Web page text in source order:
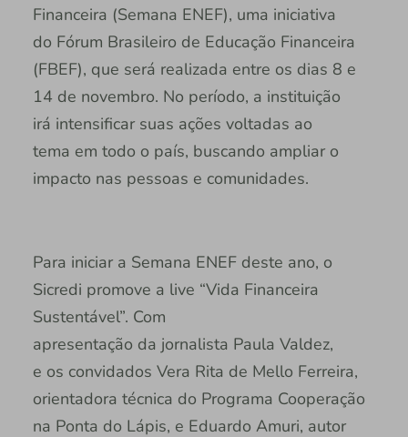
Financeira (Semana ENEF), uma iniciativa
do Fórum Brasileiro de Educação Financeira
(FBEF), que será realizada entre os dias 8 e
14 de novembro. No período, a instituição
irá intensificar suas ações voltadas ao
tema em todo o país, buscando ampliar o
impacto nas pessoas e comunidades.
Para iniciar a Semana ENEF deste ano, o
Sicredi promove a live “Vida Financeira
Sustentável”. Com
apresentação da jornalista Paula Valdez,
e os convidados Vera Rita de Mello Ferreira,
orientadora técnica do Programa Cooperação
na Ponta do Lápis, e Eduardo Amuri, autor